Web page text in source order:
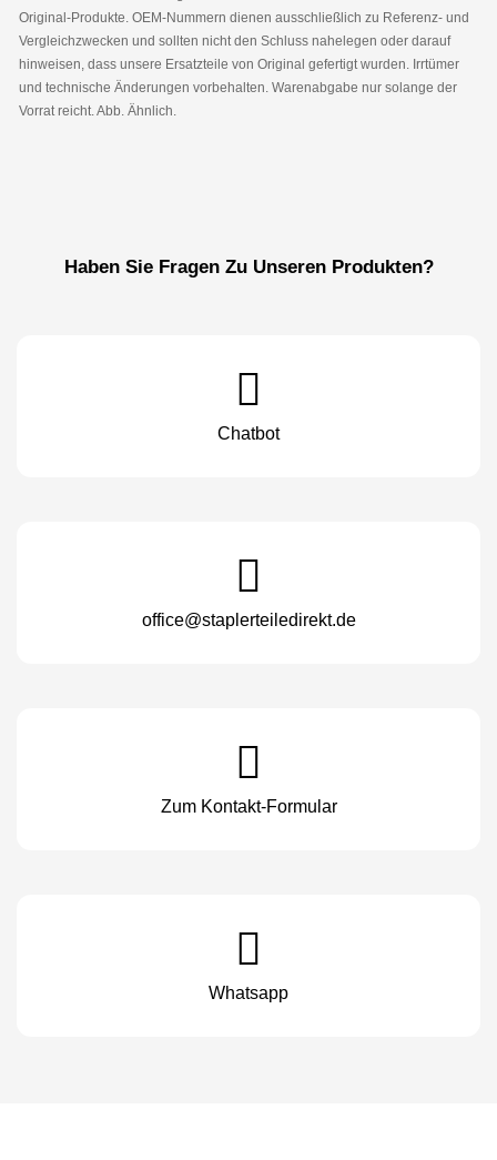
Original-Produkte. OEM-Nummern dienen ausschließlich zu Referenz- und
Vergleichzwecken und sollten nicht den Schluss nahelegen oder darauf
hinweisen, dass unsere Ersatzteile von Original gefertigt wurden. Irrtümer
und technische Änderungen vorbehalten. Warenabgabe nur solange der
Vorrat reicht. Abb. Ähnlich.
Haben Sie Fragen Zu Unseren Produkten?
Chatbot
office@staplerteiledirekt.de
Zum Kontakt-Formular
Whatsapp